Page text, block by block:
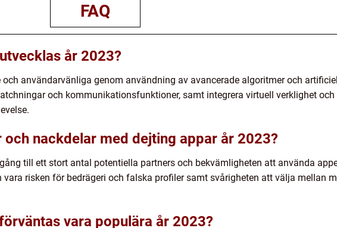
FAQ
år 2023?
användarvänliga genom användning av avancerade algoritmer och
och kommunikationsfunktioner, samt integrera virtuell verklighet och
nackdelar med dejting appar år 2023?
till ett stort antal potentiella partners och bekvämligheten att använda
risken för bedrägeri och falska profiler samt svårigheten att välja mellan
vara populära år 2023?